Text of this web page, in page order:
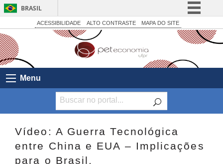
BRASIL
Simplifique!
Participe
Legislação
Canais
ACESSIBILIDADE ALTO CONTRASTE MAPA DO SITE
Menu
Vídeo: A Guerra Tecnológica
entre China e EUA – Implicações
para o Brasil.